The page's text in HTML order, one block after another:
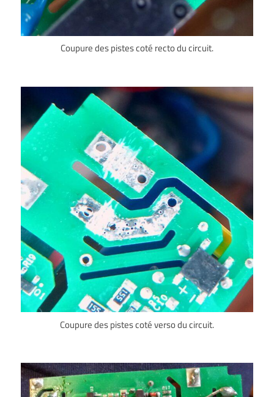
Coupure des pistes coté recto du circuit.
Coupure des pistes coté verso du circuit.